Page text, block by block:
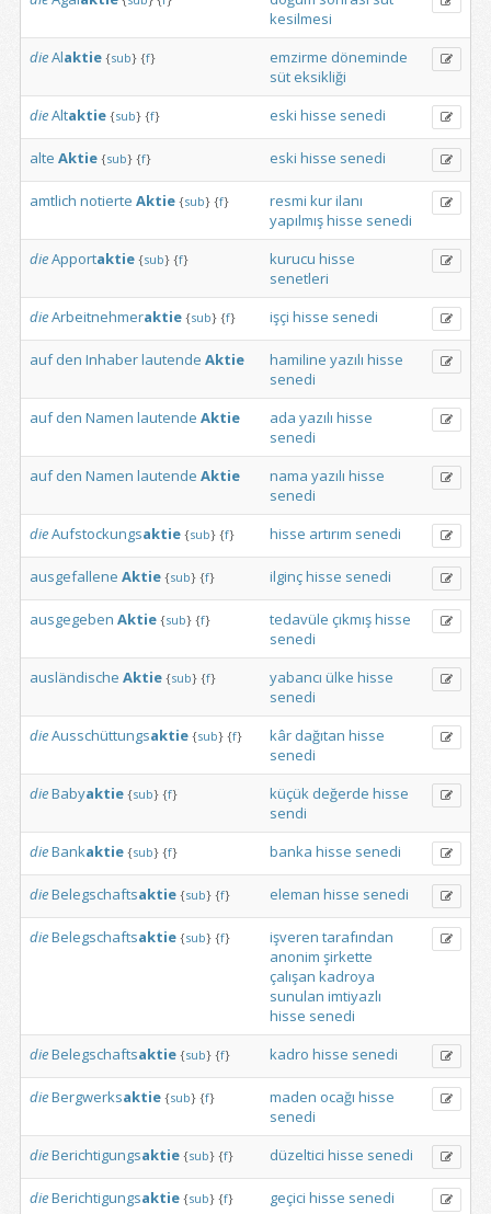
kesilmesi
dieAlaktie {sub} {f} emzirme döneminde
süt eksikliği
dieAltaktie {sub} {f} eski hisse senedi
alte Aktie {sub} {f} eski hisse senedi
amtlich notierte Aktie {sub} {f} resmi kurilanı
yapılmışhisse senedi
dieApportaktie {sub} {f} kurucu hisse
senetleri
dieArbeitnehmeraktie {sub} {f} işçi hisse senedi
auf den Inhaberlautende Aktie hamiline yazılı hisse
senedi
auf den Namen lautende Aktie ada yazılı hisse
senedi
auf den Namen lautende Aktie nama yazılı hisse
senedi
dieAufstockungsaktie {sub} {f} hisse artırım senedi
ausgefallene Aktie {sub} {f} ilginçhisse senedi
ausgegeben Aktie {sub} {f} tedavüle çıkmışhisse
senedi
ausländische Aktie {sub} {f} yabancı ülke hisse
senedi
dieAusschüttungsaktie {sub} {f} kâr dağıtan hisse
senedi
dieBabyaktie {sub} {f} küçük değerde hisse
sendi
dieBankaktie {sub} {f} banka hisse senedi
dieBelegschaftsaktie {sub} {f} eleman hisse senedi
dieBelegschaftsaktie {sub} {f} işveren tarafından
anonim şirkette
çalışan kadroya
sunulan imtiyazlı
hisse senedi
dieBelegschaftsaktie {sub} {f} kadro hisse senedi
dieBergwerksaktie {sub} {f} maden ocağı hisse
senedi
dieBerichtigungsaktie {sub} {f} düzeltici hisse senedi
dieBerichtigungsaktie {sub} {f} geçici hisse senedi